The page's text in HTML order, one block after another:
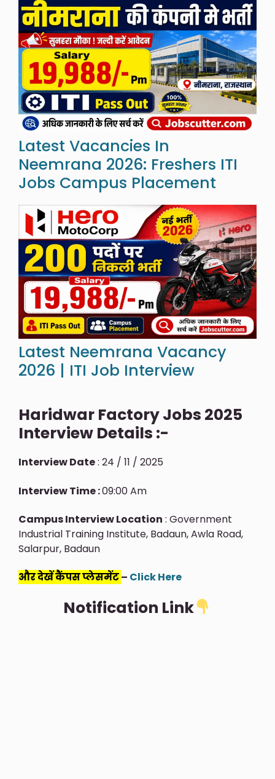
Latest Vacancies In
Neemrana 2026: Freshers ITI
Jobs Campus Placement
Latest Neemrana Vacancy
2026 | ITI Job Interview
Haridwar Factory Jobs 2025
Interview Details :-
Interview Date: 24 / 11 / 2025
Interview Time :09:00 Am
Campus Interview Location : Government
Industrial Training Institute, Badaun, Awla Road,
Salarpur, Badaun
और देखें कैंपस प्लेसमेंट– Click Here
Notification Link